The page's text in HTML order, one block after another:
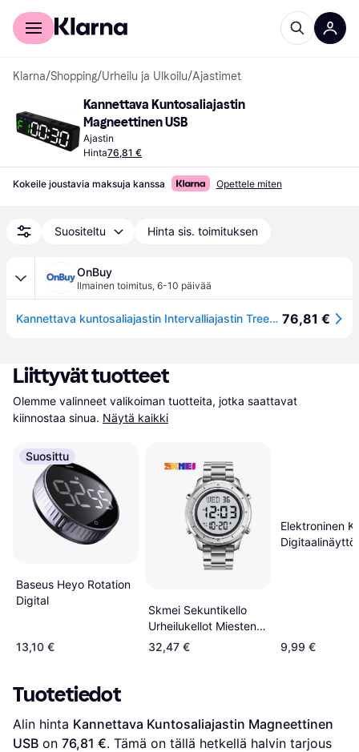
Kuluttajille
Klarna/Shopping/Urheilu ja Ulkoilu/Ajastimet
Kannettava Kuntosaliajastin
Magneettinen USB
Ajastin
Hinta76,81 €
Kokeile joustavia maksuja kanssa Opettele miten
Suositeltu Hinta sis. toimituksen
OnBuy
Ilmainen toimitus, 6-10 päivää
Kannettava kuntosaliajastin Intervalliajastin Treenikuntokello Lähtölaskenta/Ylös/Sekuntikello Magneettinen ja USB-lataus Vuoden 2025 76,81 €
Liittyvät tuotteet
Olemme valinneet valikoiman tuotteita, jotka saattavat
kiinnostaa sinua. Näytä kaikki
Suosittu
Baseus Heyo Rotation
Digital
13,10 €
Skmei Sekuntikello
Urheilukellot Miesten
Monitoimikellot
32,47 €
Elektroninen
Digitaalinäyttö
9,99 €
Tuotetiedot
Alin hinta Kannettava Kuntosaliajastin Magneettinen
USB on 76,81 €. Tämä on tällä hetkellä halvin tarjous